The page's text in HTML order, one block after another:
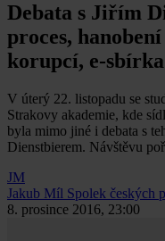
Debata s Jiřím
proces,
korupcí, e-
V úterý 22. listopadu se
Strakovy akademie, kde
byla mimo jiné i debata s
Dienstbierem. Návštěvu
JM
Jakub Míl Spolek českých
8. prosince 2016, 23:00